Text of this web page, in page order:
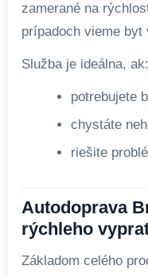
zamerané na
prípadoch vieme
Služba je ideálna, ak:
potrebujete
chystáte
riešite
Autodoprava
rýchleho
Základom celého